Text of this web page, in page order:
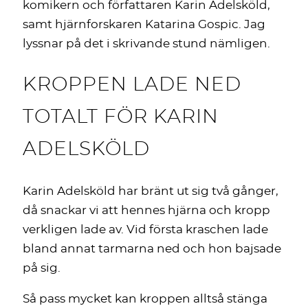
komikern och författaren Karin Adelsköld,
samt hjärnforskaren Katarina Gospic. Jag
lyssnar på det i skrivande stund nämligen.
KROPPEN LADE NED
TOTALT FÖR KARIN
ADELSKÖLD
Karin Adelsköld har bränt ut sig två gånger,
då snackar vi att hennes hjärna och kropp
verkligen lade av. Vid första kraschen lade
bland annat tarmarna ned och hon bajsade
på sig.
Så pass mycket kan kroppen alltså stänga